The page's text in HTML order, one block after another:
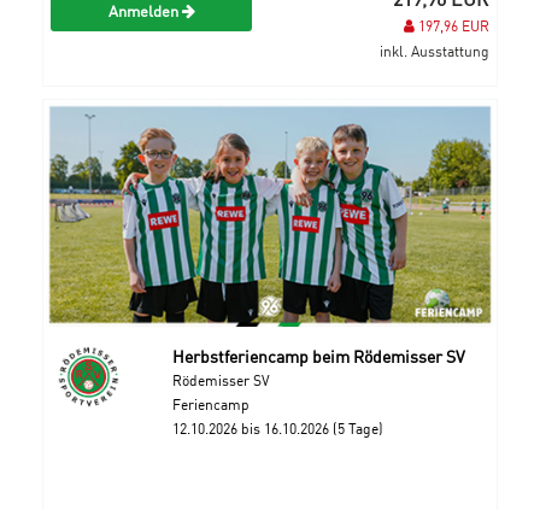
Anmelden
197,96 EUR
inkl. Ausstattung
Herbstferiencamp beim Rödemisser SV
Rödemisser SV
Feriencamp
12.10.2026 bis 16.10.2026 (5 Tage)